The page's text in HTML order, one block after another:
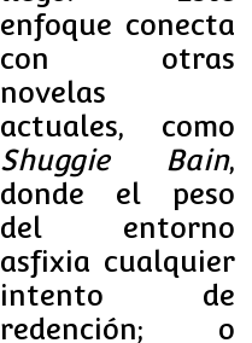
enfoque conecta
con otras
novelas
actuales, como
Shuggie Bain,
donde el peso
del entorno
asfixia cualquier
intento de
redención; o